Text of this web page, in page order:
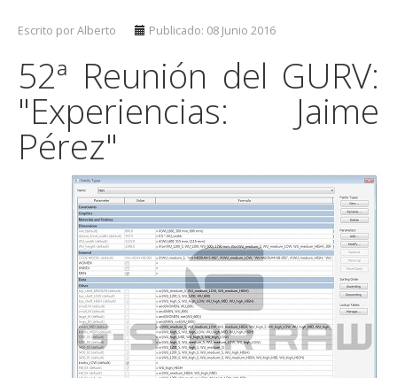
Escrito por Alberto Publicado: 08 Junio 2016
52ª Reunión del GURV:
"Experiencias: Jaime
Pérez"